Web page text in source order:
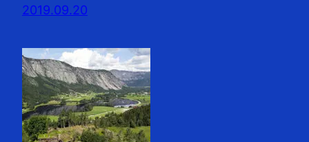
2019.09.20